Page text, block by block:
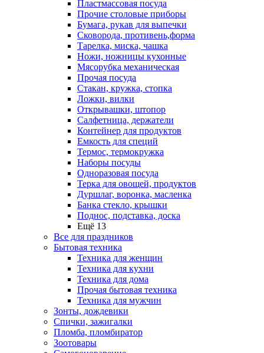
Пластмассовая посуда
Прочие столовые приборы
Бумага, рукав для выпечки
Сковорода, противень,форма
Тарелка, миска, чашка
Ножи, ножницы кухонные
Мясорубка механическая
Прочая посуда
Стакан, кружка, стопка
Ложки, вилки
Открывашки, штопор
Салфетница, держатели
Контейнер для продуктов
Емкость для специй
Термос, термокружка
Наборы посуды
Одноразовая посуда
Терка для овощей, продуктов
Дуршлаг, воронка, масленка
Банка стекло, крышки
Поднос, подставка, доска
Ещё 13
Все для праздников
Бытовая техника
Техника для женщин
Техника для кухни
Техника для дома
Прочая бытовая техника
Техника для мужчин
Зонты, дождевики
Спички, зажигалки
Пломба, пломбиратор
Зоотовары